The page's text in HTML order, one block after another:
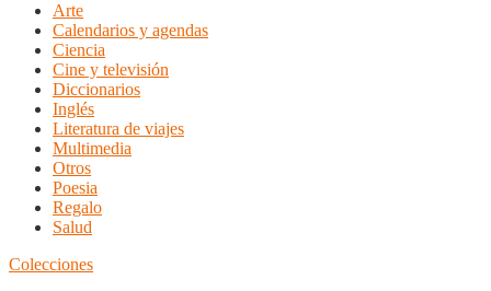
Arte
Calendarios y agendas
Ciencia
Cine y televisión
Diccionarios
Inglés
Literatura de viajes
Multimedia
Otros
Poesia
Regalo
Salud
Colecciones